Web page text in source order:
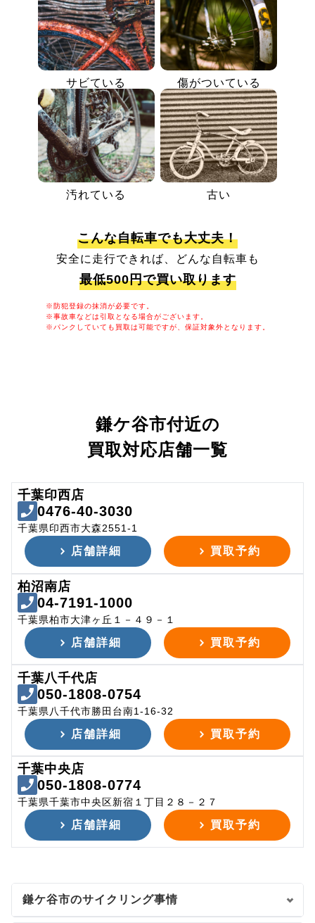
サビている 傷がついている
汚れている 古い
こんな自転車でも大丈夫！
安全に走行できれば、どんな自転車も
最低500円で買い取ります
※防犯登録の抹消が必要です。
※事故車などは引取となる場合がございます。
※パンクしていても買取は可能ですが、保証対象外となります。
鎌ケ谷市付近の
買取対応店舗一覧
千葉印西店
0476-40-3030
千葉県印西市大森2551-1
店舗詳細 買取予約
柏沼南店
04-7191-1000
千葉県柏市大津ヶ丘１－４９－１
店舗詳細 買取予約
千葉八千代店
050-1808-0754
千葉県八千代市勝田台南1-16-32
店舗詳細 買取予約
千葉中央店
050-1808-0774
千葉県千葉市中央区新宿１丁目２８－２７
店舗詳細 買取予約
鎌ケ谷市のサイクリング事情